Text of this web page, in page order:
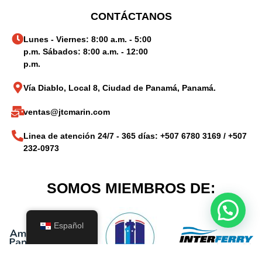
CONTÁCTANOS
Lunes - Viernes: 8:00 a.m. - 5:00
p.m. Sábados: 8:00 a.m. - 12:00
p.m.
Vía Diablo, Local 8, Ciudad de Panamá, Panamá.
ventas@jtcmarin.com
Linea de atención 24/7 - 365 días: +507 6780 3169 / +507
232-0973
SOMOS MIEMBROS DE:
Español